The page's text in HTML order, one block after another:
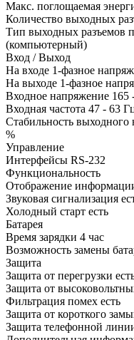
Макс. поглощаемая
Количество выходных
Тип выходных разъемов
(компьютерный)
Вход / Выход
На входе 1-фазное
На выходе 1-фазное
Входное напряжение 165
Входная частота 47 - 63
Стабильность
%
Управление
Интерфейсы RS-232
Функциональность
Отображение
Звуковая сигнализация
Холодный старт есть
Батарея
Время зарядки 4 час
Возможность замены
Защита
Защита от перегрузки
Защита от
Фильтрация помех есть
Защита от короткого
Защита телефонной